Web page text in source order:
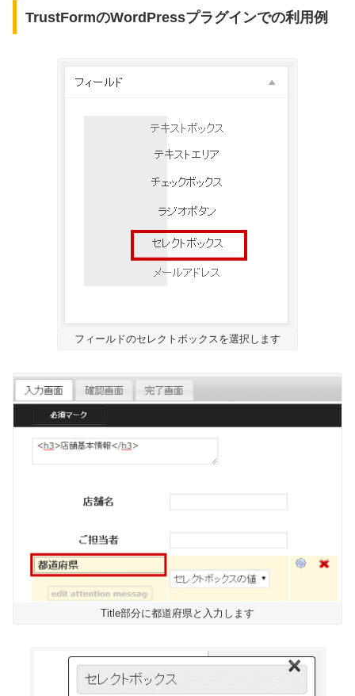
TrustFormのWordPressプラグインでの利用例
フィールドのセレクトボックスを選択します
Title部分に都道府県と入力します